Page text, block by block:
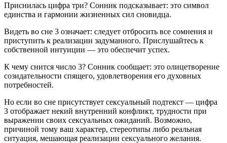
Приснилась цифра три? Сонник подсказывает: это символ
единства и гармонии жизненных сил сновидца.
Видеть во сне 3 означает: следует отбросить все сомнения и
приступить к реализации задуманного. Прислушайтесь к
собственной интуиции — это обеспечит успех.
К чему снится число 3? Сонник сообщает: это олицетворение
созидательности спящего, удовлетворения его духовных
потребностей.
Но если во сне присутствует сексуальный подтекст — цифра
3 отображает некий внутренний конфликт, трудности при
выражении своих сексуальных ожиданий. Возможно,
причиной тому ваш характер, стереотипы либо реальная
ситуация, мешающая реализации сексуального желания.